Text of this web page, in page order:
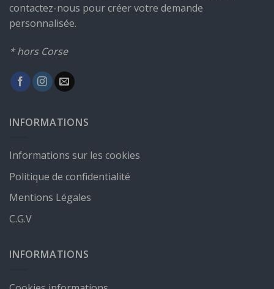
contactez-nous pour créer votre demande
personnalisée.
* hors Corse
INFORMATIONS
Informations sur les cookies
Politique de confidentialité
Mentions Légales
C.G.V
INFORMATIONS